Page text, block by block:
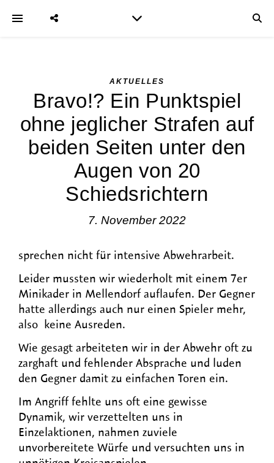
AKTUELLES
Bravo!? Ein Punktspiel
ohne jeglicher Strafen auf
beiden Seiten unter den
Augen von 20
Schiedsrichtern
7. November 2022
sprechen nicht für intensive Abwehrarbeit.
Leider mussten wir wiederholt mit einem 7er
Minikader in Mellendorf auflaufen. Der Gegner
hatte allerdings auch nur einen Spieler mehr,
also keine Ausreden.
Wie gesagt arbeiteten wir in der Abwehr oft zu
zarghaft und fehlender Absprache und luden
den Gegner damit zu einfachen Toren ein.
Im Angriff fehlte uns oft eine gewisse
Dynamik, wir verzettelten uns in
Einzelaktionen, nahmen zuviele
unvorbereitete Würfe und versuchten uns in